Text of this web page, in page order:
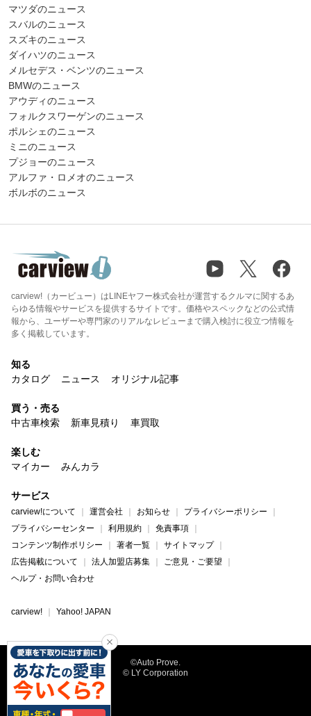
マツダのニュース
スバルのニュース
スズキのニュース
ダイハツのニュース
メルセデス・ベンツのニュース
BMWのニュース
アウディのニュース
フォルクスワーゲンのニュース
ポルシェのニュース
ミニのニュース
プジョーのニュース
アルファ・ロメオのニュース
ボルボのニュース
carview!（カービュー）はLINEヤフー株式会社が運営するクルマに関するあ
らゆる情報やサービスを提供するサイトです。価格やスペックなどの公式情
報から、ユーザーや専門家のリアルなレビューまで購入検討に役立つ情報を
多く掲載しています。
知る
カタログ
ニュース オリジナル記事
買う・売る
中古車検索
新車見積り 車買取
楽しむ
マイカー
みんカラ
サービス
carview!について 運営会社 お知らせ
プライバシーポリシー
プライバシーセンター
利用規約
免責事項
コンテンツ制作ポリシー
著者一覧
サイトマップ
広告掲載について
法人加盟店募集
ご意見・ご要望
ヘルプ・お問い合わせ
carview! Yahoo! JAPAN
©Auto Prove.
© LY Corporation